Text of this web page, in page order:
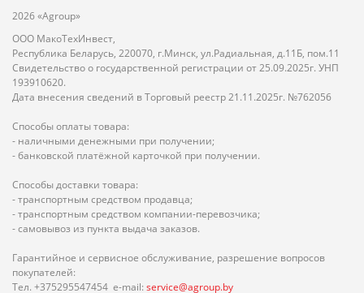
2026 «Agroup»
ООО МакоТехИнвест,
Республика Беларусь, 220070, г.Минск, ул.Радиальная, д.11Б, пом.11
Свидетельство о государственной регистрации от 25.09.2025г. УНП
193910620.
Дата внесения сведений в Торговый реестр 21.11.2025г. №762056
Способы оплаты товара:
- наличными денежными при получении;
- банковской платёжной карточкой при получении.
Способы доставки товара:
- транспортным средством продавца;
- транспортным средством компании-перевозчика;
- самовывоз из пункта выдача заказов.
Гарантийное и сервисное обслуживание, разрешение вопросов
покупателей:
Тел. +375295547454 e-mail: service@agroup.by